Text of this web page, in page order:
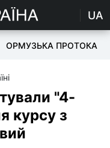
UA
ОРМУЗЬКА ПРОТОКА
"4-
курсу з